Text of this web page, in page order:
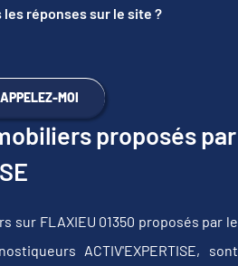
les réponses sur le site ?
MOI
proposés par
sur FLAXIEU 01350 proposés par le
ACTIV'EXPERTISE, sont